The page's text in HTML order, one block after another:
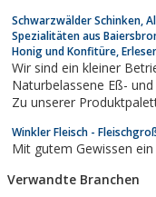
Schwarzwälder Schinken,
Spezialitäten aus
Honig und Konfitüre,
Wir sind ein kleiner Betrieb, der außergewöhnliche
Naturbelassene Eß-
Zu unserer
mundige Fruchtweine
Winkler Fleisch -
Mit gutem Gewissen
Verwandte Branchen